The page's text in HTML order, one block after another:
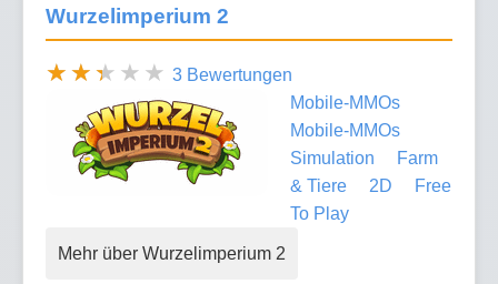
Wurzelimperium 2
3 Bewertungen
Mobile-MMOs
Mobile-MMOs
Simulation
Farm
& Tiere
2D
Free
To Play
Mehr über Wurzelimperium 2